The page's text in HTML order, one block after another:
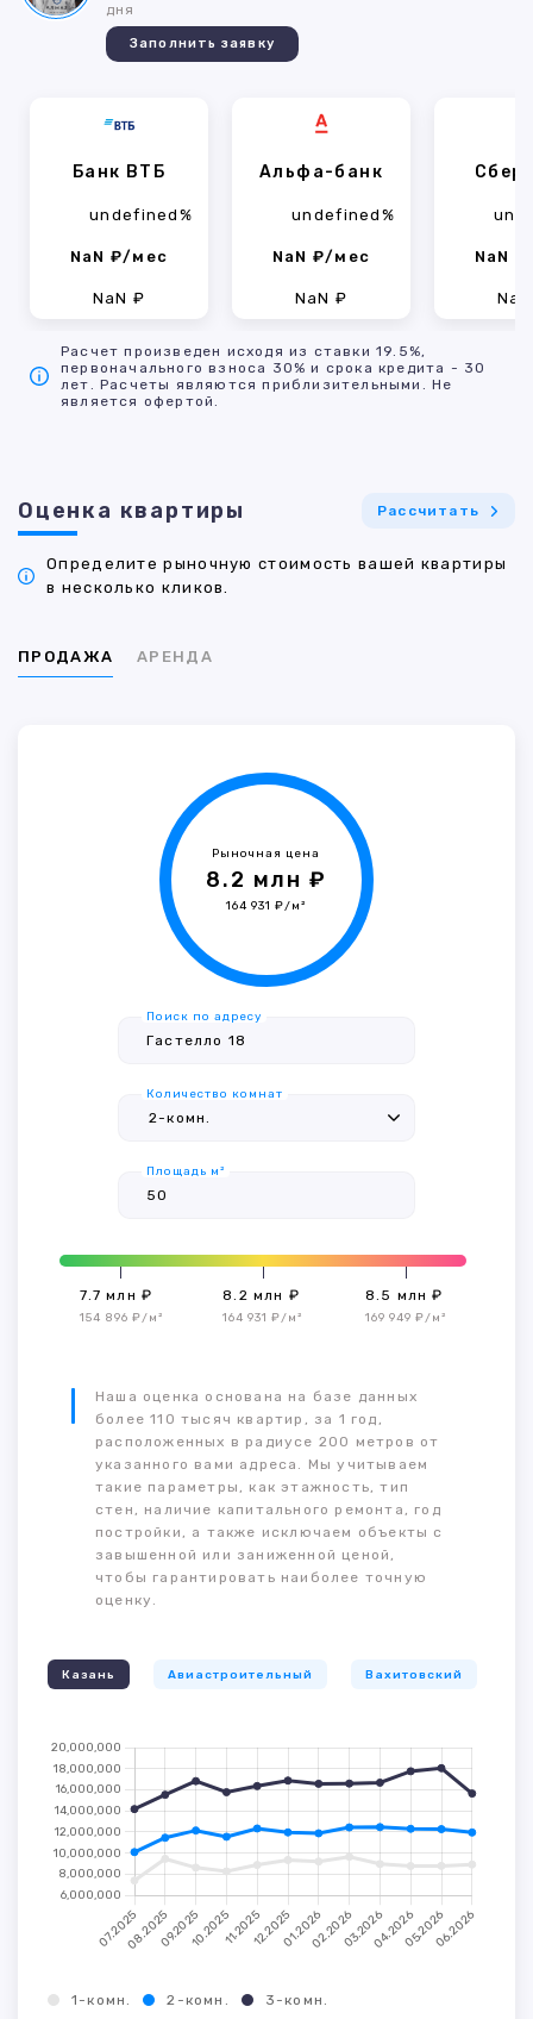
дня
Заполнить заявку
Банк ВТБ
undefined%
NaN ₽/мес
NaN ₽
Альфа-банк
undefined%
NaN ₽/мес
NaN ₽
NaN
Расчет произведен исходя из ставки 19.5%,
первоначального взноса 30% и срока кредита - 30
лет. Расчеты являются приблизительными. Не
является офертой.
Оценка квартиры Рассчитать
Определите рыночную стоимость вашей квартиры
в несколько кликов.
ПРОДАЖА АРЕНДА
Рыночная цена
8.2 млн ₽
164 931 ₽/м²
Поиск по адресу
Количество комнат
Площадь м²
7.7 млн ₽
154 896 ₽/м²
8.2 млн ₽
164 931 ₽/м²
8.5 млн ₽
169 949 ₽/м²
Наша оценка основана на базе данных
более 110 тысяч квартир, за 1 год,
расположенных в радиусе 200 метров от
указанного вами адреса. Мы учитываем
такие параметры, как этажность, тип
стен, наличие капитального ремонта, год
постройки, а также исключаем объекты с
завышенной или заниженной ценой,
чтобы гарантировать наиболее точную
оценку.
Казань Авиастроительный Вахитовский
1-комн. 2-комн. 3-комн.